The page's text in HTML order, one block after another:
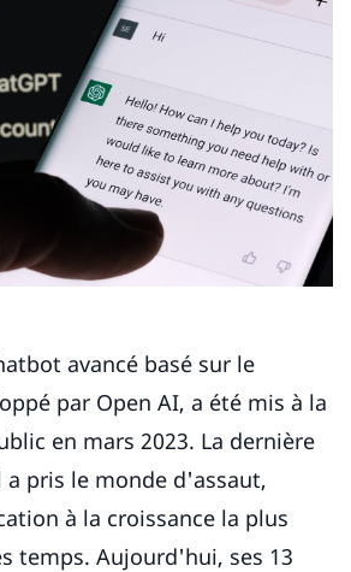
avancé basé sur le
par Open AI, a été mis à la
en mars 2023. La dernière
pris le monde d'assaut,
à la croissance la plus
temps. Aujourd'hui, ses 13